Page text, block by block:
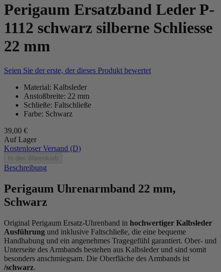
Perigaum Ersatzband Leder P-
1112 schwarz silberne Schliesse
22 mm
Seien Sie der erste, der dieses Produkt bewertet
Material: Kalbsleder
Anstoßbreite: 22 mm
Schließe: Faltschließe
Farbe: Schwarz
39,00 €
Auf Lager
Kostenloser Versand (D)
In den Warenkorb
Beschreibung
Perigaum Uhrenarmband 22 mm,
Schwarz
Original Perigaum Ersatz-Uhrenband in hochwertiger Kalbsleder
Ausführung und inklusive Faltschließe, die eine bequeme
Handhabung und ein angenehmes Tragegefühl garantiert. Ober- und
Unterseite des Armbands bestehen aus Kalbsleder und sind somit
besonders anschmiegsam. Die Oberfläche des Armbands ist
/schwarz.